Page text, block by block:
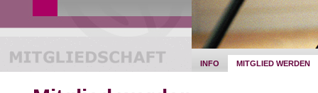
INFO MITGLIED WERDEN